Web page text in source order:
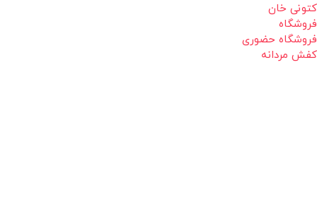
کتونی خان
فروشگاه
فروشگاه حضوری
کفش مردانه